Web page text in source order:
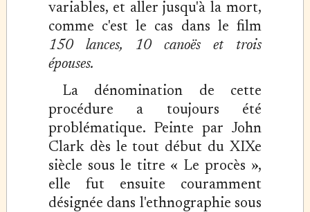
variables, et aller jusqu'à la mort,
comme c'est le cas dans le film
150 lances, 10 canoës et trois
épouses.
La dénomination de cette
procédure a toujours été
problématique. Peinte par John
Clark dès le tout début du XIXe
siècle sous le titre « Le procès »,
elle fut ensuite couramment
désignée dans l'ethnographie sous